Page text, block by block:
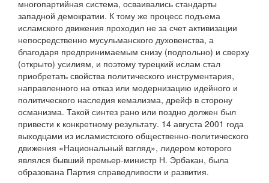
многопартийная система, осваивались стандарты
западной демократии. К тому же процесс подъема
исламского движения проходил не за счет активизации
непосредственно мусульманского духовенства, а
благодаря предпринимаемым снизу (подпольно) и сверху
(открыто) усилиям, и поэтому турецкий ислам стал
приобретать свойства политического инструментария,
направленного на отказ или модернизацию идейного и
политического наследия кемализма, дрейф в сторону
османизма. Такой синтез рано или поздно должен был
привести к конкретному результату. 14 августа 2001 года
выходцами из исламистского общественно-политического
движения «Национальный взгляд», лидером которого
являлся бывший премьер-министр Н. Эрбакан, была
образована Партия справедливости и развития.